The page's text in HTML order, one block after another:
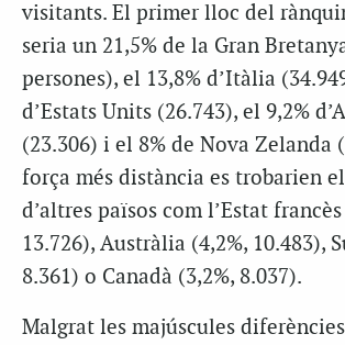
visitants. El primer lloc del
seria un 21,5% de la Gran
persones), el 13,8% d’Itàlia
d’Estats Units (26.743), el 9,2%
(23.306) i el 8% de Nova Zelanda
força més distància es trobarien
d’altres països com l’Estat
13.726), Austràlia (4,2%, 10.483),
8.361) o Canadà (3,2%, 8.037).
Malgrat les majúscules